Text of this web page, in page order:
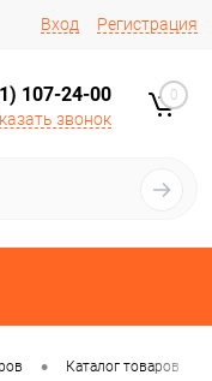
Вход Регистрация
107-24-00
звонок
0
• Каталог товаров